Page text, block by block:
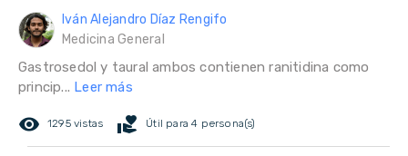
Iván Alejandro Díaz Rengifo
Medicina General
Gastrosedol y taural ambos contienen ranitidina como
princip... Leer más
remove_red_eye 1295 vistas volunteer_activism Útil para 4 persona(s)